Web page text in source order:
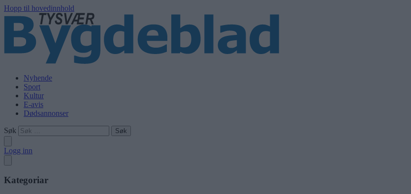
Hopp til hovedinnhold
Nyhende
Sport
Kultur
E-avis
Dødsannonser
Søk
Logg inn
Kategoriar